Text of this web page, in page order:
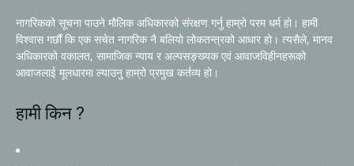
नागरिकको सूचना पाउने मौलिक अधिकारको संरक्षण गर्नु हाम्रो परम धर्म हो। हामी
विश्वास गर्छौं कि एक सचेत नागरिक नै बलियो लोकतन्त्रको आधार हो। त्यसैले, मानव
अधिकारको वकालत, सामाजिक न्याय र अल्पसङ्ख्यक एवं आवाजविहीनहरूको
आवाजलाई मूलधारमा ल्याउनु हाम्रो प्रमुख कर्तव्य हो।
हामी किन ?